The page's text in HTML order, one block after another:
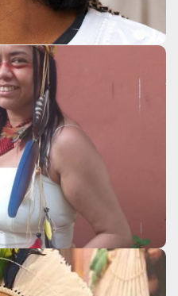
Pachamama
Puri
aqui